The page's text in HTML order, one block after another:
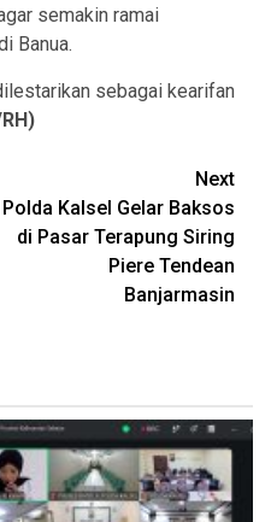
semakin ramai
Banua.
sebagai kearifan
Next
Polda Kalsel Gelar Baksos
di Pasar Terapung Siring
Piere Tendean
Banjarmasin